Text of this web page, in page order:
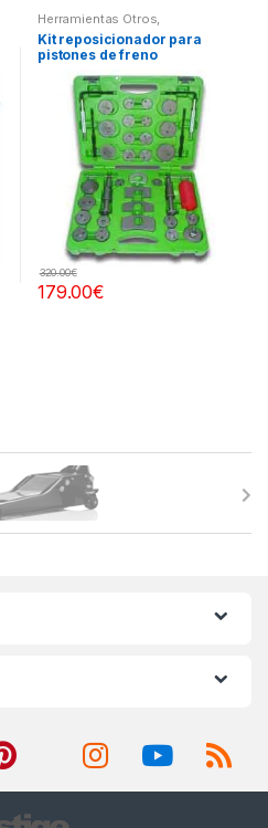
Herramientas Otros,
Herramientas Frenos y
Refrigeración
Kit reposicionador para
pistones de freno
179.00€
320.00€